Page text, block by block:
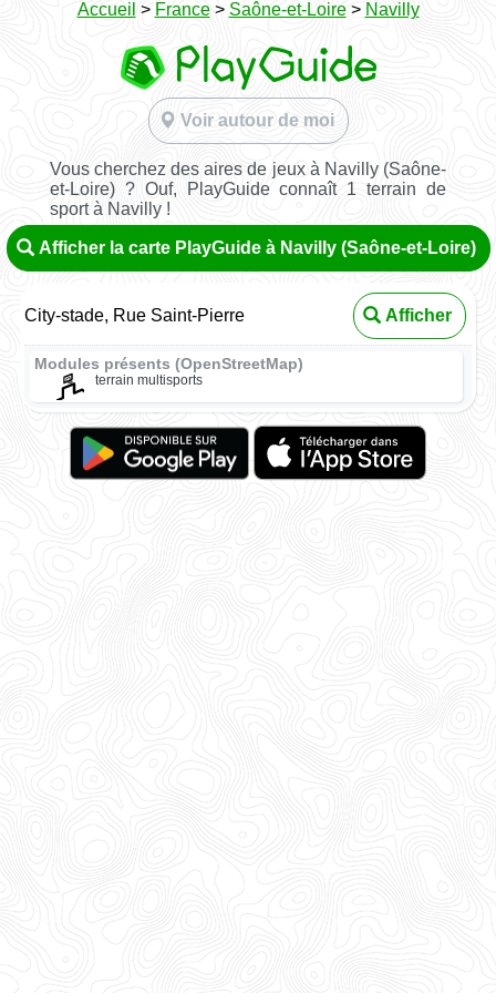
Accueil > France> Saône-et-Loire> Navilly
Voir autour de moi
Vous cherchez des aires de jeux à Navilly (Saône-
et-Loire) ? Ouf, PlayGuide connaît 1 terrain de
sport à Navilly !
Afficher la carte PlayGuide à Navilly (Saône-et-Loire)
City-stade, Rue Saint-Pierre Afficher
Modules présents (OpenStreetMap)
terrain multisports